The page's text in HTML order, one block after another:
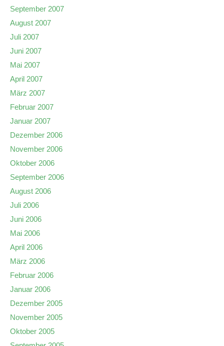
September 2007
August 2007
Juli 2007
Juni 2007
Mai 2007
April 2007
März 2007
Februar 2007
Januar 2007
Dezember 2006
November 2006
Oktober 2006
September 2006
August 2006
Juli 2006
Juni 2006
Mai 2006
April 2006
März 2006
Februar 2006
Januar 2006
Dezember 2005
November 2005
Oktober 2005